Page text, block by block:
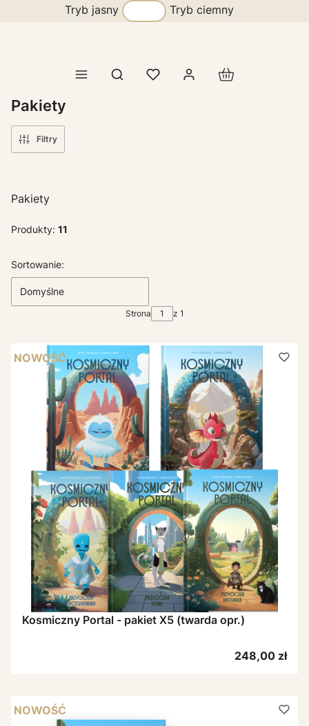
Tryb jasny Tryb ciemny
Otwórz wyszukiwarkę Produkty w
Pakiety
Filtry
Pakiety
Produkty: 11
Lista produktów
Sortowanie:
Domyślne
Strona z 1
NOWOŚĆ
Kosmiczny Portal - pakiet X5 (twarda opr.)
Cena
248,00 zł
NOWOŚĆ